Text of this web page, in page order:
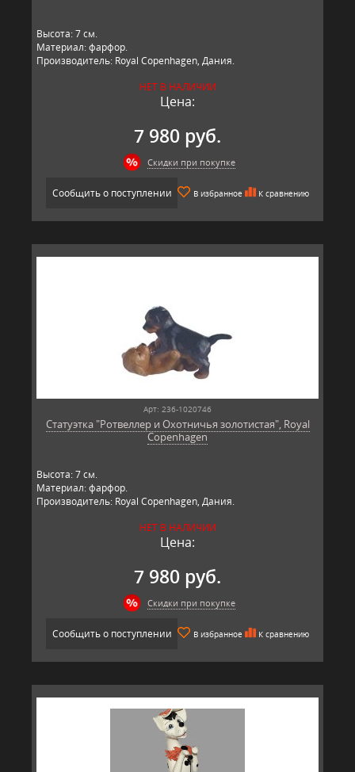
​Высота: 7​ см.
Материал: фарфор.
Производитель: Royal Copenhagen, Дания.
НЕТ В НАЛИЧИИ
Цена:
7 980 руб.
Скидки при покупке
Сообщить о поступлении В избранное К сравнению
Арт: 236-1020746
Статуэтка "Ротвеллер и Охотничья золотистая", Royal
Copenhagen
​Высота: 7​ см.
Материал: фарфор.
Производитель: Royal Copenhagen, Дания.
НЕТ В НАЛИЧИИ
Цена:
7 980 руб.
Скидки при покупке
Сообщить о поступлении В избранное К сравнению